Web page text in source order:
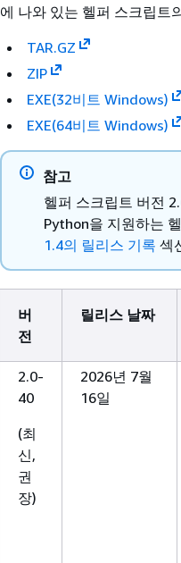
에 나와 있는 헬퍼 스크립트
TAR.GZ
ZIP
EXE(32비트 Windows)
EXE(64비트 Windows)
참고
헬퍼 스크립트 버전
Python을 지원하는
1.4의 릴리스 기록 섹
버
전
릴리스 날짜
2.0-
40
(최
신,
권
장)
2026년 7월
16일